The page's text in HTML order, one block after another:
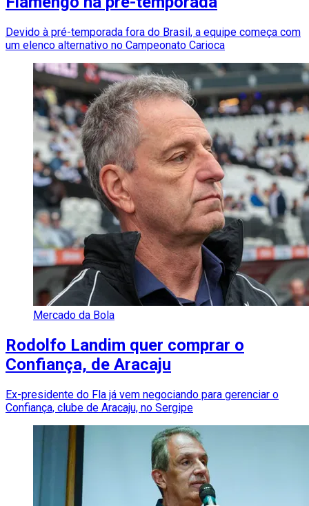
Devido à pré-temporada fora do Brasil, a equipe começa com
um elenco alternativo no Campeonato Carioca
Mercado da Bola
Rodolfo Landim quer comprar o
Confiança, de Aracaju
Ex-presidente do Fla já vem negociando para gerenciar o
Confiança, clube de Aracaju, no Sergipe